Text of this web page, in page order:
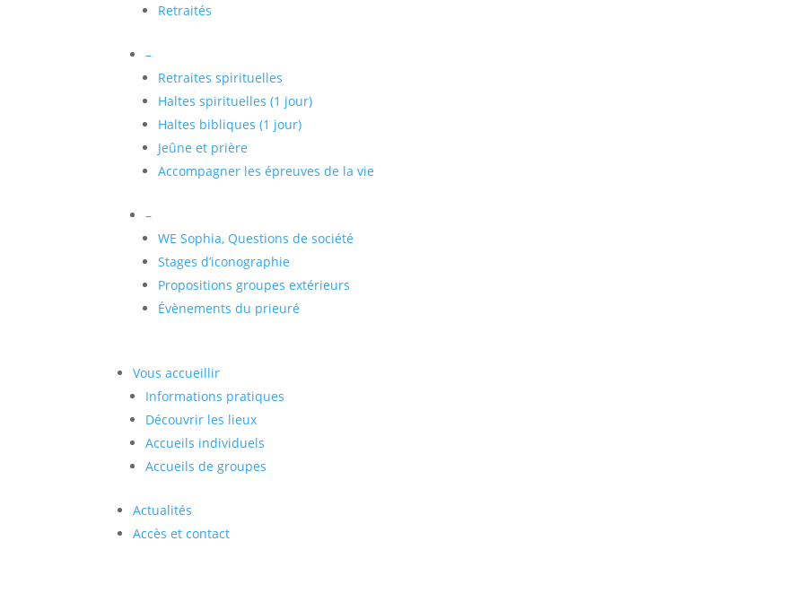
Retraités
–
Retraites spirituelles
Haltes spirituelles (1 jour)
Haltes bibliques (1 jour)
Jeûne et prière
Accompagner les épreuves de la vie
–
WE Sophia, Questions de société
Stages d’iconographie
Propositions groupes extérieurs
Évènements du prieuré
Vous accueillir
Informations pratiques
Découvrir les lieux
Accueils individuels
Accueils de groupes
Actualités
Accès et contact